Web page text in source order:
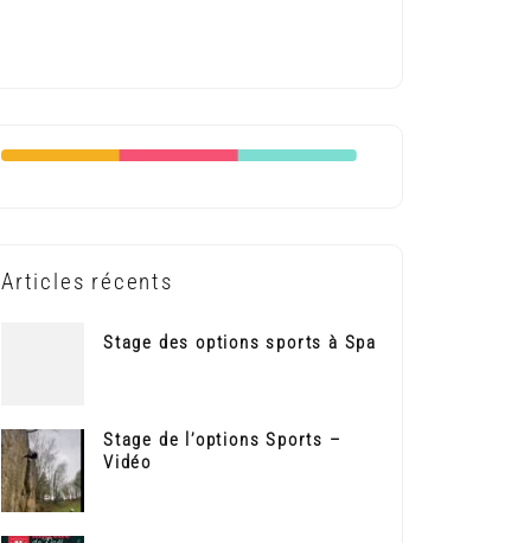
Articles récents
Stage des options sports à Spa
Stage de l’options Sports –
Vidéo